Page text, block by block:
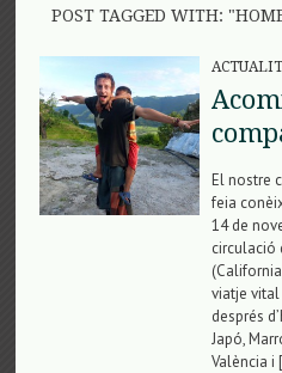
POST TAGGED WITH:
El nostre
feia
14 de
circulació
viatje vital
després
Japó,
València i